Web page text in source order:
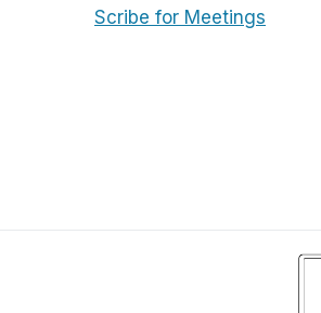
Scribe for Meetings